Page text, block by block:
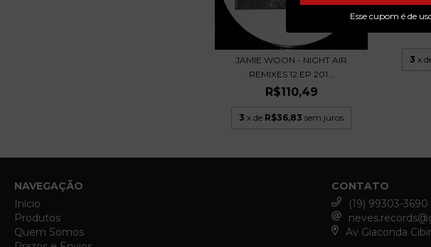
Esse cupom é de
JAMIE WOON - NIGHT AIR
REMIXES 12 EP 201...
R$110,49
3 x de R$36,83 sem juros
3 x
NAVEGAÇÃO
Início
Produtos
Quem Somos
CONTATO
(19) 99303-3690
Av Giaconda